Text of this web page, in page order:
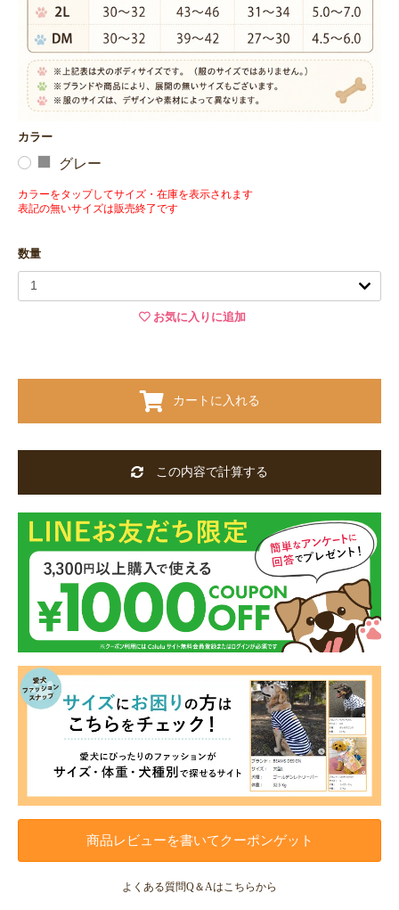
カラー
グレー
カラーをタップしてサイズ・在庫を表示されます
表記の無いサイズは販売終了です
数量
お気に入りに追加
カートに入れる
この内容で計算する
商品レビューを書いてクーポンゲット
よくある質問Q＆Aはこちらから